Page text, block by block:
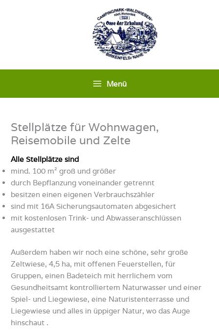
Menü
Stellplätze für Wohnwagen,
Reisemobile und Zelte
Alle Stellplätze sind
mind. 100 m² groß und größer
durch Bepflanzung voneinander getrennt
besitzen einen eigenen Verbrauchszähler
sind mit 16A Sicherungsautomaten abgesichert
mit kostenlosen Trink- und Abwasseranschlüssen
ausgestattet
Außerdem haben wir noch eine schöne, sehr große
Zeltwiese, 4,5 ha, mit offenen Feuerstellen, für
Gruppen, einen Badeteich mit herrlichem vom
Gesundheitsamt kontrolliertem Naturwasser und einer
Spiel- und Liegewiese, eine Naturistenterrasse und
Liegewiese und alles in üppiger Natur, wo das Auge
hinschaut .